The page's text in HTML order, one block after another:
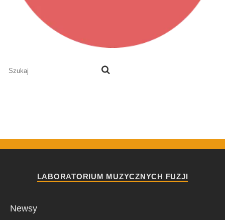
LABORATORIUM MUZYCZNYCH FUZJI
Newsy